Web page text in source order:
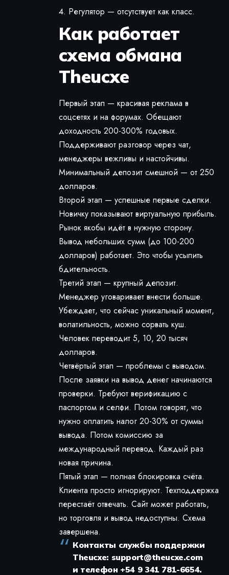
Регулятор — отсутствует как класс.
Как работает
схема обмана
Theucxe
Первый этап — красивая реклама в
соцсетях и на форумах. Обещают
доходность 200-300% годовых.
Поддерживают разговор через чат,
менеджеры вежливы и настойчивы.
Минимальный депозит смешной — от 250
долларов.
Второй этап — успешные первые сделки.
Новичку показывают виртуальную прибыль.
Рынок якобы идёт в нужную сторону.
Вывод небольших сумм (до 100-200
долларов) работает. Это чтобы усыпить
бдительность.
Третий этап — крупный депозит.
Менеджер уговаривает внести больше.
Убеждает, что сейчас уникальный момент,
волатильность, можно сорвать куш.
Человек переводит 5, 10, 20 тысяч
долларов.
Четвёртый этап — проблемы с выводом.
После заявки на вывод денег начинаются
проверки. Требуют верификацию с
паспортом и селфи. Потом говорят, что
нужно оплатить налог 20-30% от суммы
вывода. Потом комиссию за
международный перевод. Каждый раз
новая причина.
Пятый этап — полная блокировка счёта.
Клиента просто игнорируют. Техподдержка
перестаёт отвечать. Сайт может работать,
но торговля и вывод недоступны. Схема
завершена.
Контакты службы поддержки
Theucxe: support@theucxe.com
и телефон +54 9 341 781-6654.